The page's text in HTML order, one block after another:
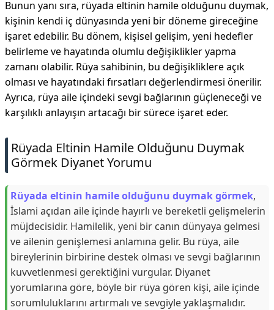
Bunun yanı sıra, rüyada eltinin hamile olduğunu duymak,
kişinin kendi iç dünyasında yeni bir döneme gireceğine
işaret edebilir. Bu dönem, kişisel gelişim, yeni hedefler
belirleme ve hayatında olumlu değişiklikler yapma
zamanı olabilir. Rüya sahibinin, bu değişikliklere açık
olması ve hayatındaki fırsatları değerlendirmesi önerilir.
Ayrıca, rüya aile içindeki sevgi bağlarının güçleneceği ve
karşılıklı anlayışın artacağı bir sürece işaret eder.
Rüyada Eltinin Hamile Olduğunu Duymak
Görmek Diyanet Yorumu
Rüyada eltinin hamile olduğunu duymak görmek,
İslami açıdan aile içinde hayırlı ve bereketli gelişmelerin
müjdecisidir. Hamilelik, yeni bir canın dünyaya gelmesi
ve ailenin genişlemesi anlamına gelir. Bu rüya, aile
bireylerinin birbirine destek olması ve sevgi bağlarının
kuvvetlenmesi gerektiğini vurgular. Diyanet
yorumlarına göre, böyle bir rüya gören kişi, aile içinde
sorumluluklarını artırmalı ve sevgiyle yaklaşmalıdır.